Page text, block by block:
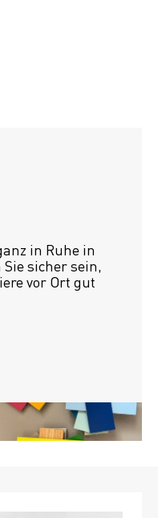
in Ruhe in
sicher sein,
vor Ort gut